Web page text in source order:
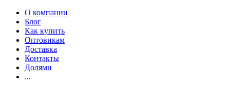
О компании
Блог
Как купить
Оптовикам
Доставка
Контакты
Долями
...